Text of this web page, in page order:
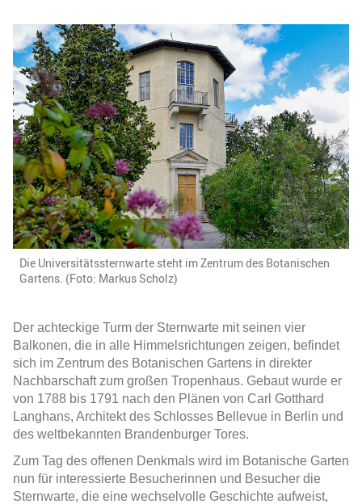
Die Universitätssternwarte steht im Zentrum des Botanischen
Gartens. (Foto: Markus Scholz)
Der achteckige Turm der Sternwarte mit seinen vier
Balkonen, die in alle Himmelsrichtungen zeigen, befindet
sich im Zentrum des Botanischen Gartens in direkter
Nachbarschaft zum großen Tropenhaus. Gebaut wurde er
von 1788 bis 1791 nach den Plänen von Carl Gotthard
Langhans, Architekt des Schlosses Bellevue in Berlin und
des weltbekannten Brandenburger Tores.
Zum Tag des offenen Denkmals wird im Botanische Garten
nun für interessierte Besucherinnen und Besucher die
Sternwarte, die eine wechselvolle Geschichte aufweist,